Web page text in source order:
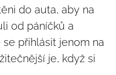
do auta, aby na
od páníčků a
přihlásit jenom na
je, když si